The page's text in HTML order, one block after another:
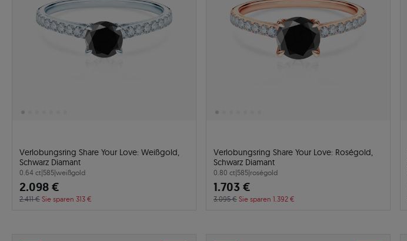
Verlobungsring Share Your Love: Weißgold,
Schwarz Diamant
0.64 ct|585|weißgold
2.098 €
2.411 € Sie sparen 313 €
Verlobungsring Share Your Love: Roségold,
Schwarz Diamant
0.80 ct|585|roségold
1.703 €
3.095 € Sie sparen 1.392 €